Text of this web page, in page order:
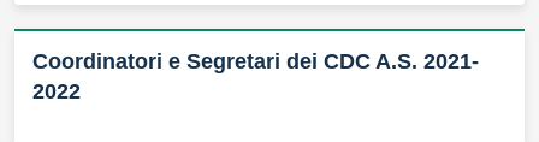
Coordinatori e Segretari dei CDC A.S. 2021-
2022